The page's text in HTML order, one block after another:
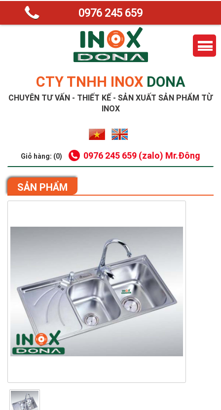
CTY TNHH INOX DONA
CHUYÊN TƯ VẤN - THIẾT KẾ - SẢN XUẤT SẢN PHẨM TỪ
INOX
Giỏ hàng: (0) 0976 245 659 (zalo) Mr.Đông
0976 245 659
SẢN PHẨM